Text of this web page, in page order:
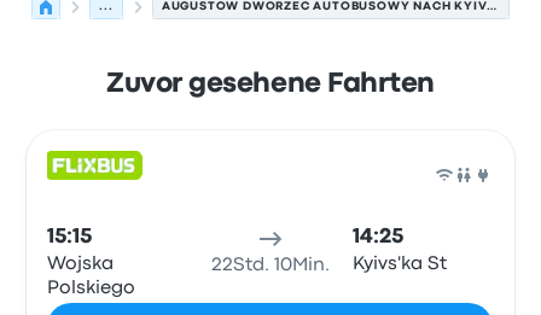
... AUGUSTOW DWORZEC AUTOBUSOWY NACH KYIVS'KA ST
Zuvor gesehene Fahrten
15:15
Wojska
Polskiego
22Std. 10Min.
14:25
Kyivs'ka St